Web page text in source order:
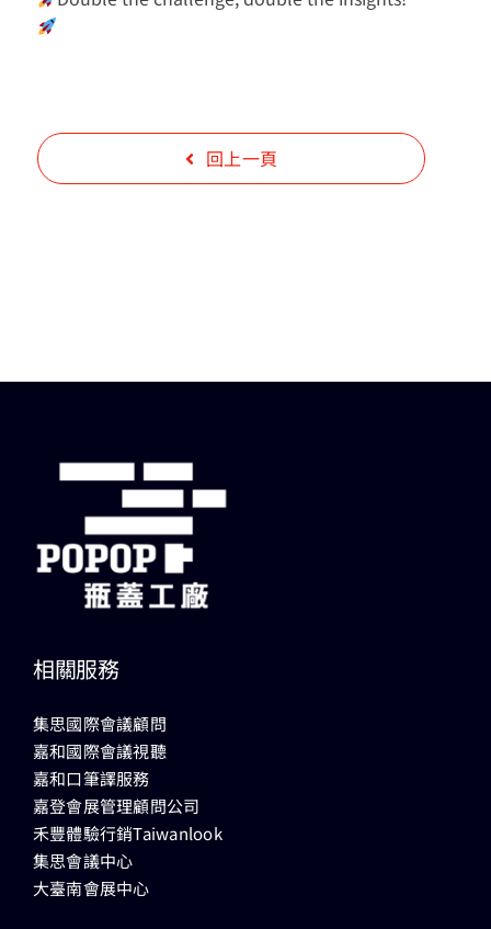
回上一頁
相關服務
集思國際會議顧問
嘉和國際會議視聽
嘉和口筆譯服務
嘉登會展管理顧問公司
禾豐體驗行銷Taiwanlook
集思會議中心
大臺南會展中心